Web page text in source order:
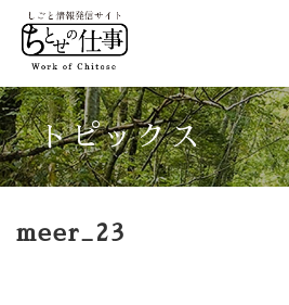
トピックス
meer_23